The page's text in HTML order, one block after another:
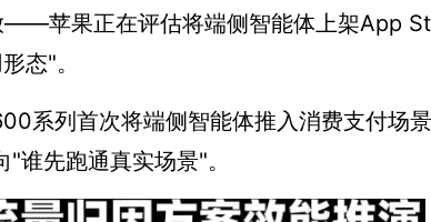
——苹果正在评估将端侧智能体上架App
态"。
系列首次将端侧智能体推入消费支付场
谁先跑通真实场景"。